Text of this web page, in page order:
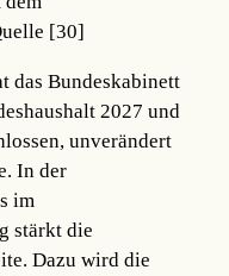
[30]
das Bundeskabinett
2027 und
unverändert
In der
im
stärkt die
Dazu wird die